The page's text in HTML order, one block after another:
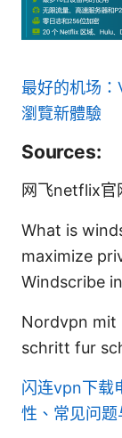
最好的机场
瀏覽新體驗
Sources:
网飞netflix官
What is
maximize
Windscribe
Nordvpn mit
schritt fur
闪连vpn下载
性、常见问